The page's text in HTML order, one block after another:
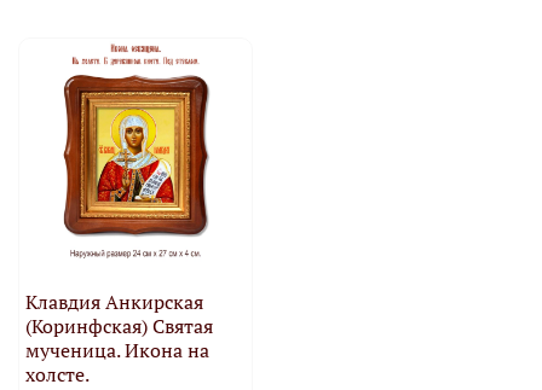
Клавдия Анкирская
(Коринфская) Святая
мученица. Икона на
холсте.